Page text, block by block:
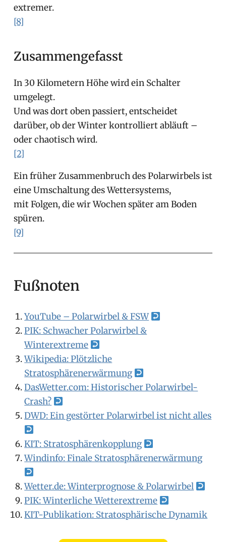
extremer.
[8]
Zusammengefasst
In 30 Kilometern Höhe wird ein Schalter
umgelegt.
Und was dort oben passiert, entscheidet
darüber, ob der Winter kontrolliert abläuft –
oder chaotisch wird.
[2]
Ein früher Zusammenbruch des Polarwirbels ist
eine Umschaltung des Wettersystems,
mit Folgen, die wir Wochen später am Boden
spüren.
[9]
Fußnoten
YouTube – Polarwirbel & FSW
PIK: Schwacher Polarwirbel &
Winterextreme
Wikipedia: Plötzliche
Stratosphärenerwärmung
DasWetter.com: Historischer Polarwirbel-
Crash?
DWD: Ein gestörter Polarwirbel ist nicht alles
KIT: Stratosphärenkopplung
Windinfo: Finale Stratosphärenerwärmung
Wetter.de: Winterprognose & Polarwirbel
PIK: Winterliche Wetterextreme
KIT-Publikation: Stratosphärische Dynamik